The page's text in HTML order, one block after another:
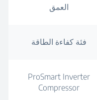
العمق
فئة كفاءة الطاقة
ProSmart Inverter
Compressor